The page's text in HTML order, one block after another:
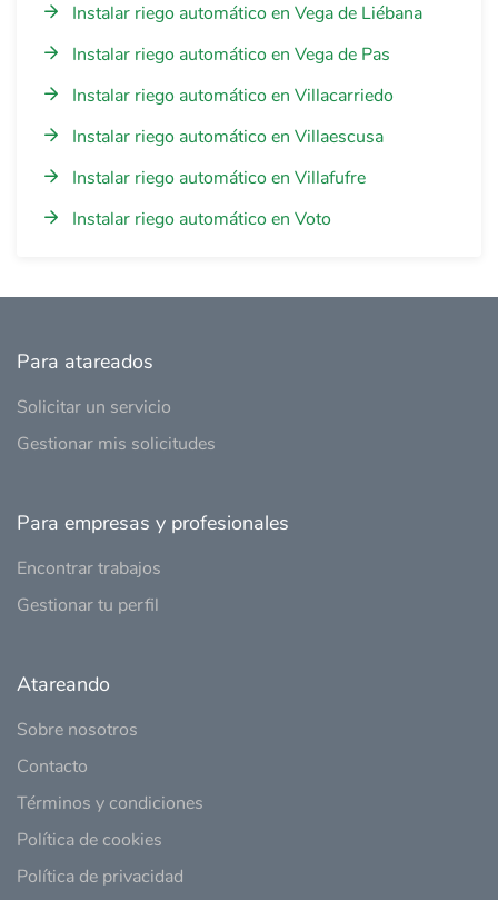
Instalar riego automático en Vega de Liébana
Instalar riego automático en Vega de Pas
Instalar riego automático en Villacarriedo
Instalar riego automático en Villaescusa
Instalar riego automático en Villafufre
Instalar riego automático en Voto
Para atareados
Solicitar un servicio
Gestionar mis solicitudes
Para empresas y profesionales
Encontrar trabajos
Gestionar tu perfil
Atareando
Sobre nosotros
Contacto
Términos y condiciones
Política de cookies
Política de privacidad